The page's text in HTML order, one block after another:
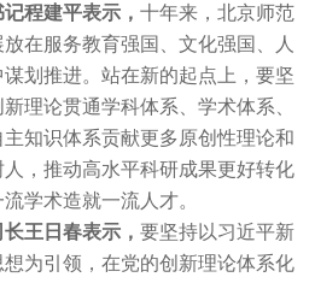
程建平表示， 十年来，北京师范
在服务教育强国、文化强国、人
划推进。站在新的起点上，要坚
理论贯通学科体系、学术体系、
知识体系贡献更多原创性理论和
，推动高水平科研成果更好转化
学术造就一流人才。
王日春表示， 要坚持以习近平新
为引领，在党的创新理论体系化